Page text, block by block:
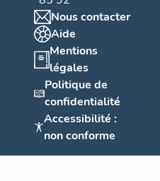
Nous contacter
Aide
Mentions
légales
Politique de
confidentialité
Accessibilité :
non conforme